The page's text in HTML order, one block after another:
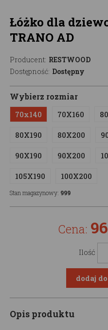
Łóżko dla
TRANO AD
Producent: RESTWOOD
Dostępność: Dostępny
Wybierz rozmiar
70x140 70X160
80X190 80X200
90X190 90X200
105X190 100X200
Stan magazynowy: 999
Cena:
Ilość
Opis produktu